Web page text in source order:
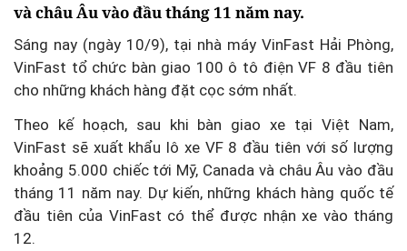
và châu Âu vào đầu tháng 11 năm nay.
Sáng nay (ngày 10/9), tại nhà máy VinFast Hải Phòng,
VinFast tổ chức bàn giao 100 ô tô điện VF 8 đầu tiên
cho những khách hàng đặt cọc sớm nhất.
Theo kế hoạch, sau khi bàn giao xe tại Việt Nam,
VinFast sẽ xuất khẩu lô xe VF 8 đầu tiên với số lượng
khoảng 5.000 chiếc tới Mỹ, Canada và châu Âu vào đầu
tháng 11 năm nay. Dự kiến, những khách hàng quốc tế
đầu tiên của VinFast có thể được nhận xe vào tháng
12.